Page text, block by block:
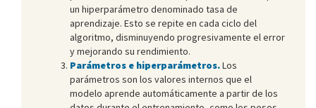
un hiperparámetro denominado tasa de
aprendizaje. Esto se repite en cada ciclo del
algoritmo, disminuyendo progresivamente el error
y mejorando su rendimiento.
Parámetros e hiperparámetros.Los
parámetros son los valores internos que el
modelo aprende automáticamente a partir de los